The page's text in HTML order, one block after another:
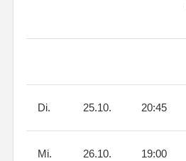
Di. 25.10. 20:45
Mi. 26.10. 19:00